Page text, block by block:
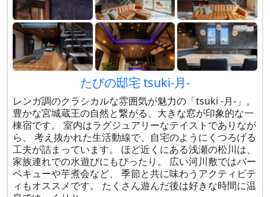
たびの邸宅 tsuki-月-
レンガ調のクラシカルな雰囲気が魅力の「tsuki -月-」。
豊かな宮城蔵王の自然と繋がる、大きな窓が印象的な一
棟宿です。 室内はラグジュアリーなテイストでありなが
ら、 考え抜かれた生活動線で、自宅のようにくつろげる
工夫が詰まっています。 ほど近くにある浅瀬の松川は、
家族連れでの水遊びにもぴったり。 広い河川敷ではバー
ベキューや芋煮会など、 季節と共に味わうアクティビテ
ィもオススメです。 たくさん遊んだ後は好きな時間に温